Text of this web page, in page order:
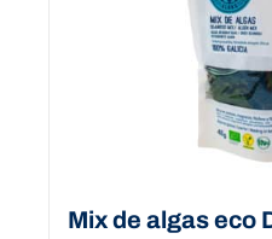
Mix de algas eco